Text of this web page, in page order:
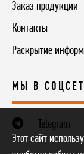
Заказ продукции
Контакты
Раскрытие
МЫ В
Telegram
Этот сайт